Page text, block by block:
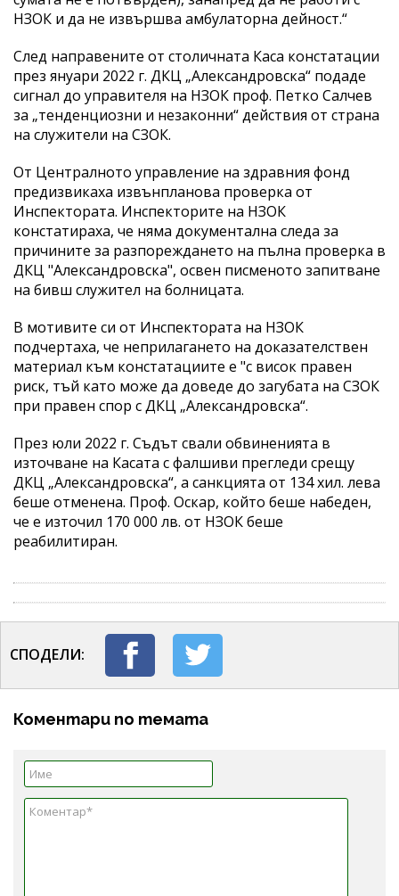
НЗОК и да не извършва амбулаторна дейност.“
След направените от столичната Каса констатации
през януари 2022 г. ДКЦ „Александровска“ подаде
сигнал до управителя на НЗОК проф. Петко Салчев
за „тенденциозни и незаконни“ действия от страна
на служители на СЗОК.
От Централното управление на здравния фонд
предизвикаха извънпланова проверка от
Инспектората. Инспекторите на НЗОК
констатираха, че няма документална следа за
причините за разпореждането на пълна проверка в
ДКЦ "Александровска", освен писменото запитване
на бивш служител на болницата.
В мотивите си от Инспектората на НЗОК
подчертаха, че неприлагането на доказателствен
материал към констатациите е "с висок правен
риск, тъй като може да доведе до загубата на СЗОК
при правен спор с ДКЦ „Александровска“.
През юли 2022 г. Съдът свали обвиненията в
източване на Касата с фалшиви прегледи срещу
ДКЦ „Александровска“, а санкцията от 134 хил. лева
беше отменена. Проф. Оскар, който беше набеден,
че е източил 170 000 лв. от НЗОК беше
реабилитиран.
СПОДЕЛИ:
Коментари по темата